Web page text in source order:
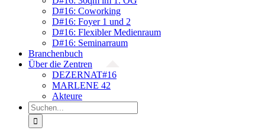
D#16: Coworking
D#16: Foyer 1 und 2
D#16: Flexibler Medienraum
D#16: Seminarraum
Branchenbuch
Über die Zentren
DEZERNAT#16
MARLENE 42
Akteure
Suche
nach: